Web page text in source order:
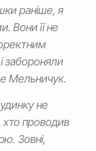
раніше, я
Вони її не
забороняли
Мельничук.
не
хто проводив
Зовні,